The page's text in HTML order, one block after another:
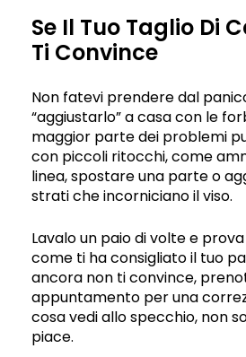
Se Il Tuo Taglio Di
Ti Convince
Non fatevi prendere dal
“aggiustarlo” a casa con le
maggior parte dei problemi
con piccoli ritocchi, come
linea, spostare una parte o
strati che incorniciano il viso.
Lavalo un paio di volte e
come ti ha consigliato il tuo
ancora non ti convince,
appuntamento per una
cosa vedi allo specchio, non
piace.